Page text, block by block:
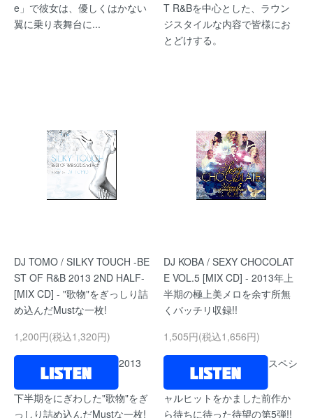
e」で彼女は、優しくはかない
翼に乗り表舞台に...
T R&Bを中心とした、ラウン
ジスタイルな内容で皆様にお
とどけする。
DJ TOMO / SILKY TOUCH -BE
ST OF R&B 2013 2ND HALF-
[MIX CD] - "歌物"をぎっしり詰
め込んだMustな一枚!
1,200円(税込1,320円)
2013
下半期をにぎわした"歌物"をぎ
っしり詰め込んだMustな一枚!
DJ KOBA / SEXY CHOCOLAT
E VOL.5 [MIX CD] - 2013年上
半期の極上美メロを余す所無
くバッチリ収録!!
1,505円(税込1,656円)
スペシ
ャルヒットをかました前作か
ら待ちに待った待望の第5弾!!